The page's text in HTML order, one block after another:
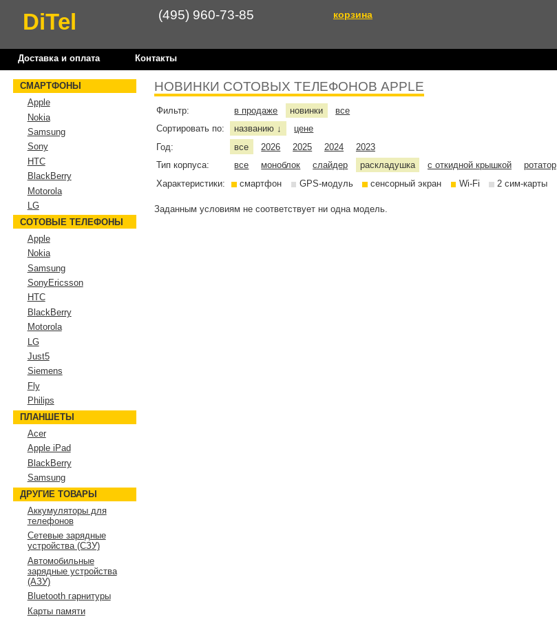
DiTel (495) 960-73-85 корзина
Доставка и оплата Контакты
НОВИНКИ СОТОВЫХ ТЕЛЕФОНОВ APPLE
Фильтр: в продаже новинки
все
Сортировать по:
названию ↓
цене
Год:
все 2026 2025 2024
2023
Тип корпуса:
все моноблок слайдер раскладушка с откидной крышкой ротатор
Характеристики:
смартфон GPS-модуль сенсорный экран Wi-Fi 2 сим-карты
Заданным условиям не соответствует ни одна модель.
СМАРТФОНЫ
Apple
Nokia
Samsung
Sony
HTC
BlackBerry
Motorola
LG
СОТОВЫЕ ТЕЛЕФОНЫ
Apple
Nokia
Samsung
SonyEricsson
HTC
BlackBerry
Motorola
LG
Just5
Siemens
Fly
Philips
ПЛАНШЕТЫ
Acer
Apple iPad
BlackBerry
Samsung
ДРУГИЕ ТОВАРЫ
Аккумуляторы для
телефонов
Сетевые зарядные
устройства (СЗУ)
Автомобильные
зарядные устройства
(АЗУ)
Bluetooth гарнитуры
Карты памяти